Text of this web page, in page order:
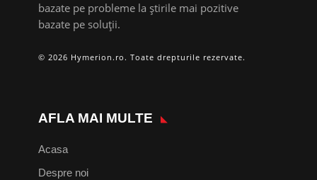
bazate pe probleme la știrile mai pozitive
bazate pe soluții.
© 2026 Hymerion.ro. Toate drepturile rezervate.
AFLA MAI MULTE
Acasa
Despre noi